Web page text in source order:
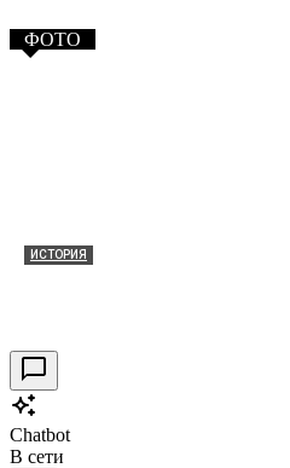
ФОТО
ИСТОРИЯ
Chatbot
В сети